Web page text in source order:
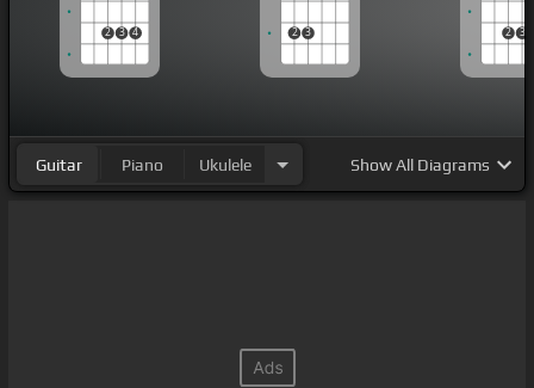
2 3 4 2 3 2 3
Guitar Piano Ukulele ShowAll Diagrams